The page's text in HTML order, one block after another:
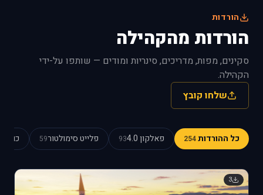
הורדות
הורדות מהקהילה
סקינים, מפות, מדריכים, סינריות ומודים — שותפו על-ידי
הקהילה.
שלחו קובץ
כל ההורדות254 פאלקון 4.0 93 פלייט סימולטור59 כוכב
3